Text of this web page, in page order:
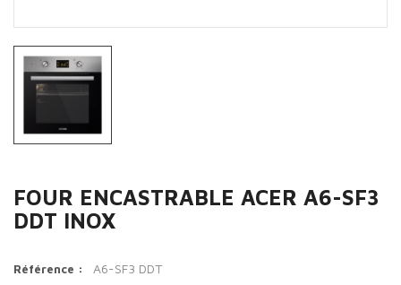
FOUR ENCASTRABLE ACER A6-SF3
DDT INOX
Référence : A6-SF3 DDT